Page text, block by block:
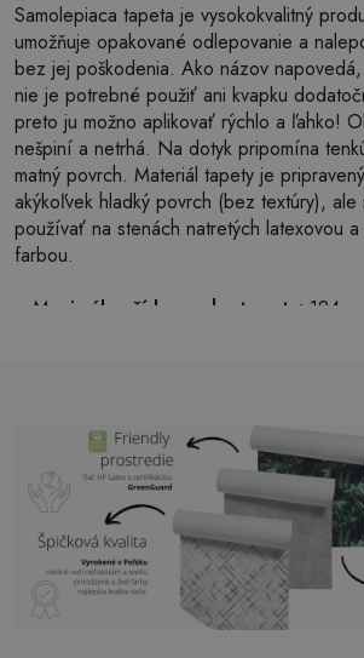
Samolepiaca tapeta je vysokokvalitný
umožňuje opakované odlepovanie a
bez jej poškodenia. Ako názov
nie je potrebné použiť ani kvapku
preto ju možno aplikovať rýchlo a ľahko!
nešpiní a netrhá. Na dotyk pripomína
matný povrch. Materiál tapety je
akýkoľvek hladký povrch (bez textúry),
používať na stenách natretých latexovou a
farbou.
Maximálna šírka pruhu tapety:
Lepidlo: Nie je potrebné
Použitie:Obývačka, spálňa,
predsieň a mnoho ďalších